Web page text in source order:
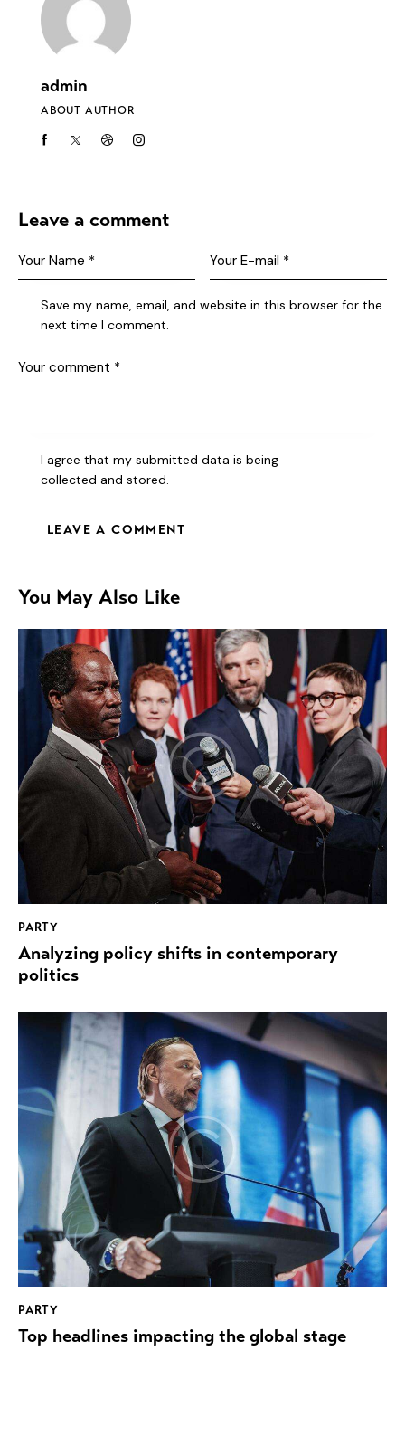
admin
ABOUT AUTHOR
Leave a comment
Save my name, email, and website in this browser for the
next time I comment.
I agree that my submitted data is being
collected and stored.
You May Also Like
PARTY
Analyzing policy shifts in contemporary
politics
PARTY
Top headlines impacting the global stage